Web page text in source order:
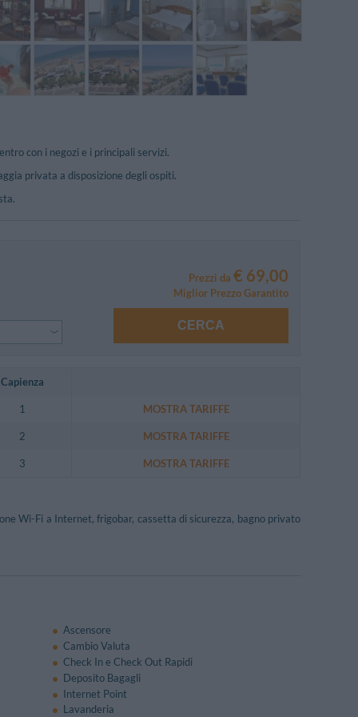
con i negozi e i principali servizi.
privata a disposizione degli ospiti.
Prezzi da € 69,00
Miglior Prezzo Garantito
CERCA
Capienza
1 MOSTRA TARIFFE
2 MOSTRA TARIFFE
3 MOSTRA TARIFFE
Wi-Fi a Internet, frigobar, cassetta di sicurezza, bagno privato
Ascensore
Cambio Valuta
Check In e Check Out Rapidi
Deposito Bagagli
Internet Point
Lavanderia